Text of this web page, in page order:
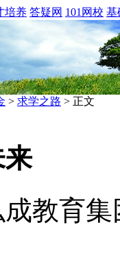
培养 答疑网 101网校 基
> 求学之路 > 正文
来
教育集